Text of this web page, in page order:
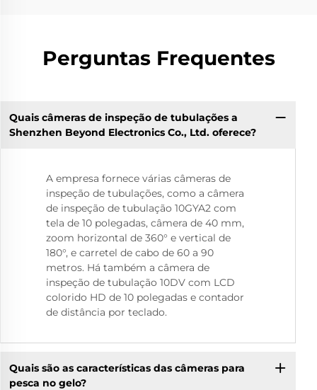
Perguntas Frequentes
Quais câmeras de inspeção de tubulações a
Shenzhen Beyond Electronics Co., Ltd. oferece?
A empresa fornece várias câmeras de
inspeção de tubulações, como a câmera
de inspeção de tubulação 10GYA2 com
tela de 10 polegadas, câmera de 40 mm,
zoom horizontal de 360° e vertical de
180°, e carretel de cabo de 60 a 90
metros. Há também a câmera de
inspeção de tubulação 10DV com LCD
colorido HD de 10 polegadas e contador
de distância por teclado.
Quais são as características das câmeras para
pesca no gelo?